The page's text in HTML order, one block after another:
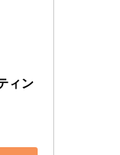
ィン